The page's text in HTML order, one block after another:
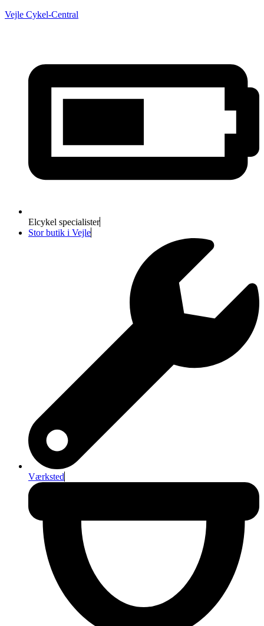
Vejle Cykel-Central
Elcykel specialister
Stor butik i Vejle
Værksted